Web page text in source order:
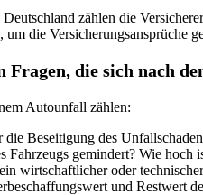
zählen die
um die Versicherungsansprüche
Fragen, die sich nach
Autounfall zählen:
Beseitigung des
Fahrzeugs gemindert? Wie hoch
wirtschaftlicher oder
und Restwert